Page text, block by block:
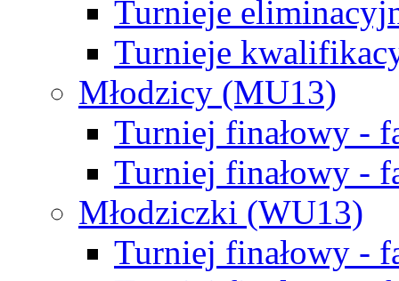
Turnieje
Turnieje
Młodzicy (MU13)
Turniej finałowy -
Turniej finałowy -
Młodziczki (WU13)
Turniej finałowy -